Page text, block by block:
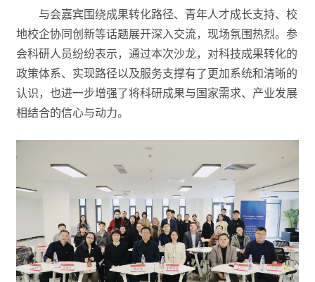
与会嘉宾围绕成果转化路径、青年人才成长支持、校
地校企协同创新等话题展开深入交流，现场氛围热烈。参
会科研人员纷纷表示，通过本次沙龙，对科技成果转化的
政策体系、实现路径以及服务支撑有了更加系统和清晰的
认识，也进一步增强了将科研成果与国家需求、产业发展
相结合的信心与动力。